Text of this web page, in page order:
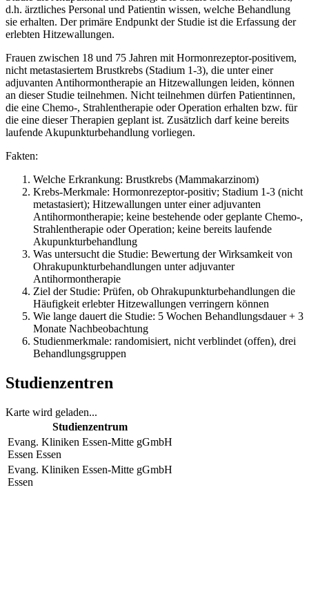
d.h. ärztliches Personal und Patientin wissen, welche Behandlung
sie erhalten. Der primäre Endpunkt der Studie ist die Erfassung der
erlebten Hitzewallungen.
Frauen zwischen 18 und 75 Jahren mit Hormonrezeptor-positivem,
nicht metastasiertem Brustkrebs (Stadium 1-3), die unter einer
adjuvanten Antihormontherapie an Hitzewallungen leiden, können
an dieser Studie teilnehmen. Nicht teilnehmen dürfen Patientinnen,
die eine Chemo-, Strahlentherapie oder Operation erhalten bzw. für
die eine dieser Therapien geplant ist. Zusätzlich darf keine bereits
laufende Akupunkturbehandlung vorliegen.
Fakten:
Welche Erkrankung: Brustkrebs (Mammakarzinom)
Krebs-Merkmale: Hormonrezeptor-positiv; Stadium 1-3 (nicht
metastasiert); Hitzewallungen unter einer adjuvanten
Antihormontherapie; keine bestehende oder geplante Chemo-,
Strahlentherapie oder Operation; keine bereits laufende
Akupunkturbehandlung
Was untersucht die Studie: Bewertung der Wirksamkeit von
Ohrakupunkturbehandlungen unter adjuvanter
Antihormontherapie
Ziel der Studie: Prüfen, ob Ohrakupunkturbehandlungen die
Häufigkeit erlebter Hitzewallungen verringern können
Wie lange dauert die Studie: 5 Wochen Behandlungsdauer + 3
Monate Nachbeobachtung
Studienmerkmale: randomisiert, nicht verblindet (offen), drei
Behandlungsgruppen
Studienzentren
Karte wird geladen...
Studienzentrum
Evang. Kliniken Essen-Mitte gGmbH
Essen Essen
Evang. Kliniken Essen-Mitte gGmbH
Essen